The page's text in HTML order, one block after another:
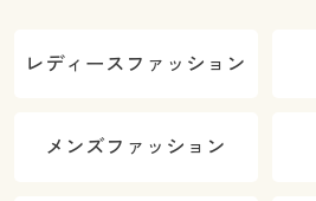
レディースファッション
メンズファッション